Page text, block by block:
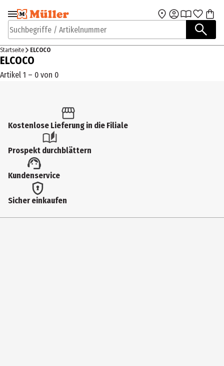
Zur Navigation
springen
Zum Hauptinhalt
Suchbegriffe / Artikelnummer
Startseite ELCOCO
ELCOCO
Artikel 1 – 0 von 0
Kostenlose Lieferung in die Filiale
Prospekt durchblättern
Kundenservice
Sicher einkaufen